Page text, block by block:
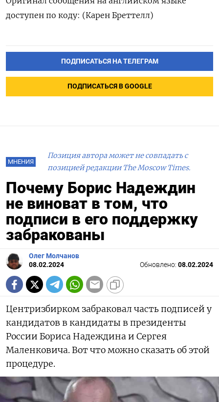
доступен по коду: (Карен Бреттелл)
ПОДПИСАТЬСЯ НА ТЕЛЕГРАМ
ПОДПИСАТЬСЯ В GOOGLE
МНЕНИЯ
Позиция автора может не совпадать с
позицией редакции The Moscow Times.
Почему Борис Надеждин
не виноват в том, что
подписи в его поддержку
забракованы
Олег Молчанов
08.02.2024
Обновлено: 08.02.2024
Центризбирком забраковал часть подписей у
кандидатов в кандидаты в президенты
России Бориса Надеждина и Сергея
Маленковича. Вот что можно сказать об этой
процедуре.